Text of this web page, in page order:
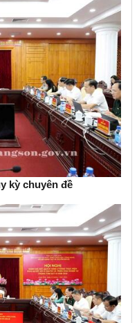
kỳ chuyên đề